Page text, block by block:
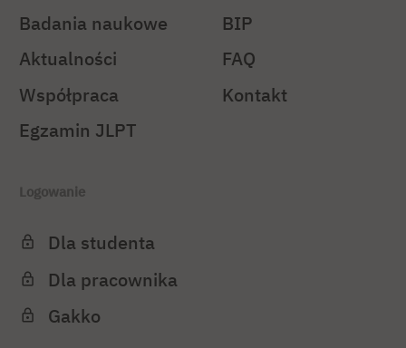
Badania naukowe
Aktualności
Współpraca
Egzamin JLPT
BIP
FAQ
Kontakt
Logowanie
Dla studenta
Dla pracownika
Gakko